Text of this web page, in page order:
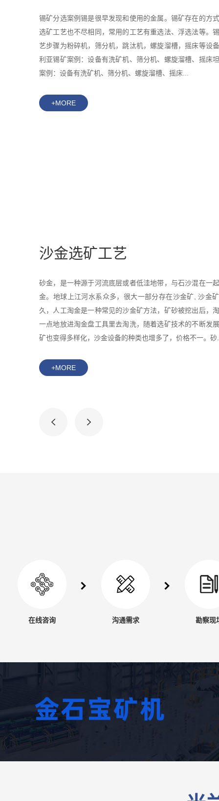
锡矿分选案例锡是很早发现和使用的金属。锡矿存在的方
选矿工艺也不尽相同，常用的工艺有重选法、浮选法等。
艺步骤为粉碎机，筛分机，跳汰机，螺旋溜槽，摇床等设
利亚锡矿案例：设备有洗矿机、筛分机、螺旋溜槽、摇床
案例：设备有洗矿机、筛分机、螺旋溜槽、摇床...
+MORE
沙金选矿工艺
砂金，是一种源于河流底层或者低洼地带，与石沙混在一
金。地球上江河水系众多，很大一部分存在沙金矿, 沙金
久，人工淘金是一种常见的沙金矿方法，矿砂被挖出后，
一点地放进淘金盘工具里去淘洗，随着选矿技术的不断发
矿也变得多样化，沙金设备的种类也增多了，价格不一。砂
+MORE
在线咨询 沟通需求 勘察现